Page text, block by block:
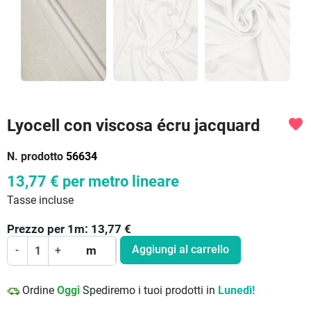
Lyocell con viscosa écru jacquard
N. prodotto 56634
favorite
13,77 € per metro lineare
Tasse incluse
Prezzo per 1 m: 13,77 €
- + m Aggiungi al carrello
Ordine Oggi Spediremo i tuoi prodotti in Lunedì!